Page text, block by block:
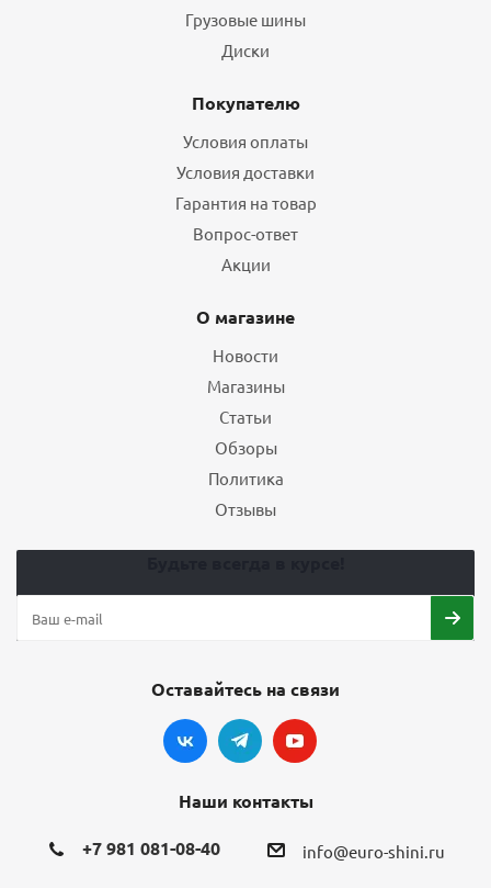
Грузовые шины
Диски
Покупателю
Условия оплаты
Условия доставки
Гарантия на товар
Вопрос-ответ
Акции
О магазине
Новости
Магазины
Статьи
Обзоры
Политика
Отзывы
Оставайтесь на связи
Наши контакты
+7 981 081-08-40 info@euro-shini.ru